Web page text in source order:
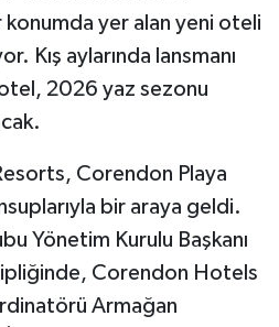
konumda yer alan yeni oteli
Kış aylarında lansmanı
otel, 2026 yaz sezonu
Corendon Playa
bir araya geldi.
Yönetim Kurulu Başkanı
Corendon Hotels
Armağan